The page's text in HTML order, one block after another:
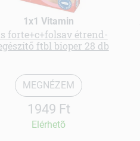
1x1 Vitamin
forte+c+folsav étrend-
ftbl bioper 28 db
MEGNÉZEM
1949 Ft
Elérhetõ